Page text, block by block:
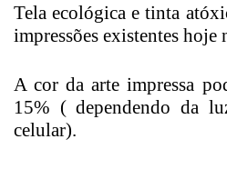
Tela ecológica e tinta
impressões existentes hoje
A cor da arte impressa
15% ( dependendo da
celular).